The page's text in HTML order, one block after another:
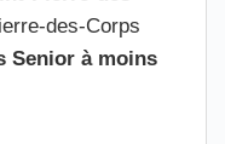
des-Corps
Senior à moins